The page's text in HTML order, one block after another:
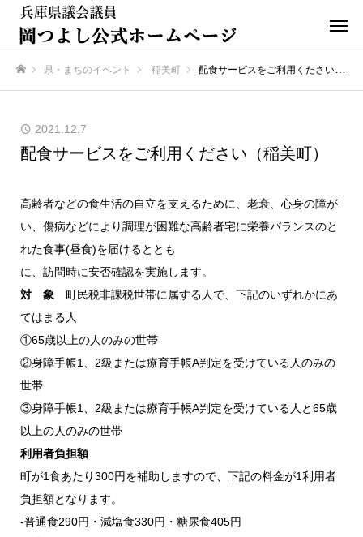
県・まちのイベント 稲美町 配食サービスをご利用ください（稲美町）
2021.12.7
配食サービスをご利用ください（稲美町）
高齢者などの食生活の自立を支えるために、老衰、心身の障が
い、傷病などにより調理が困難な高齢者宅に栄養バランスのと
れた食事(昼食)を届けるととも
に、訪問時に安否確認を実施します。
対 象 町民税非課税世帯に属する人で、下記のいずれかにあ
てはまる人
①65歳以上の人のみの世帯
②身障手帳1、2級または療育手帳A判定を受けている人のみの
世帯
③身障手帳1、2級または療育手帳A判定を受けている人と65歳
以上の人のみの世帯
利用者負担額
町が1食あたり300円を補助しますので、下記の料金が1利用者
負担額となります。
-普通食290円・減塩食330円・糖尿食405円